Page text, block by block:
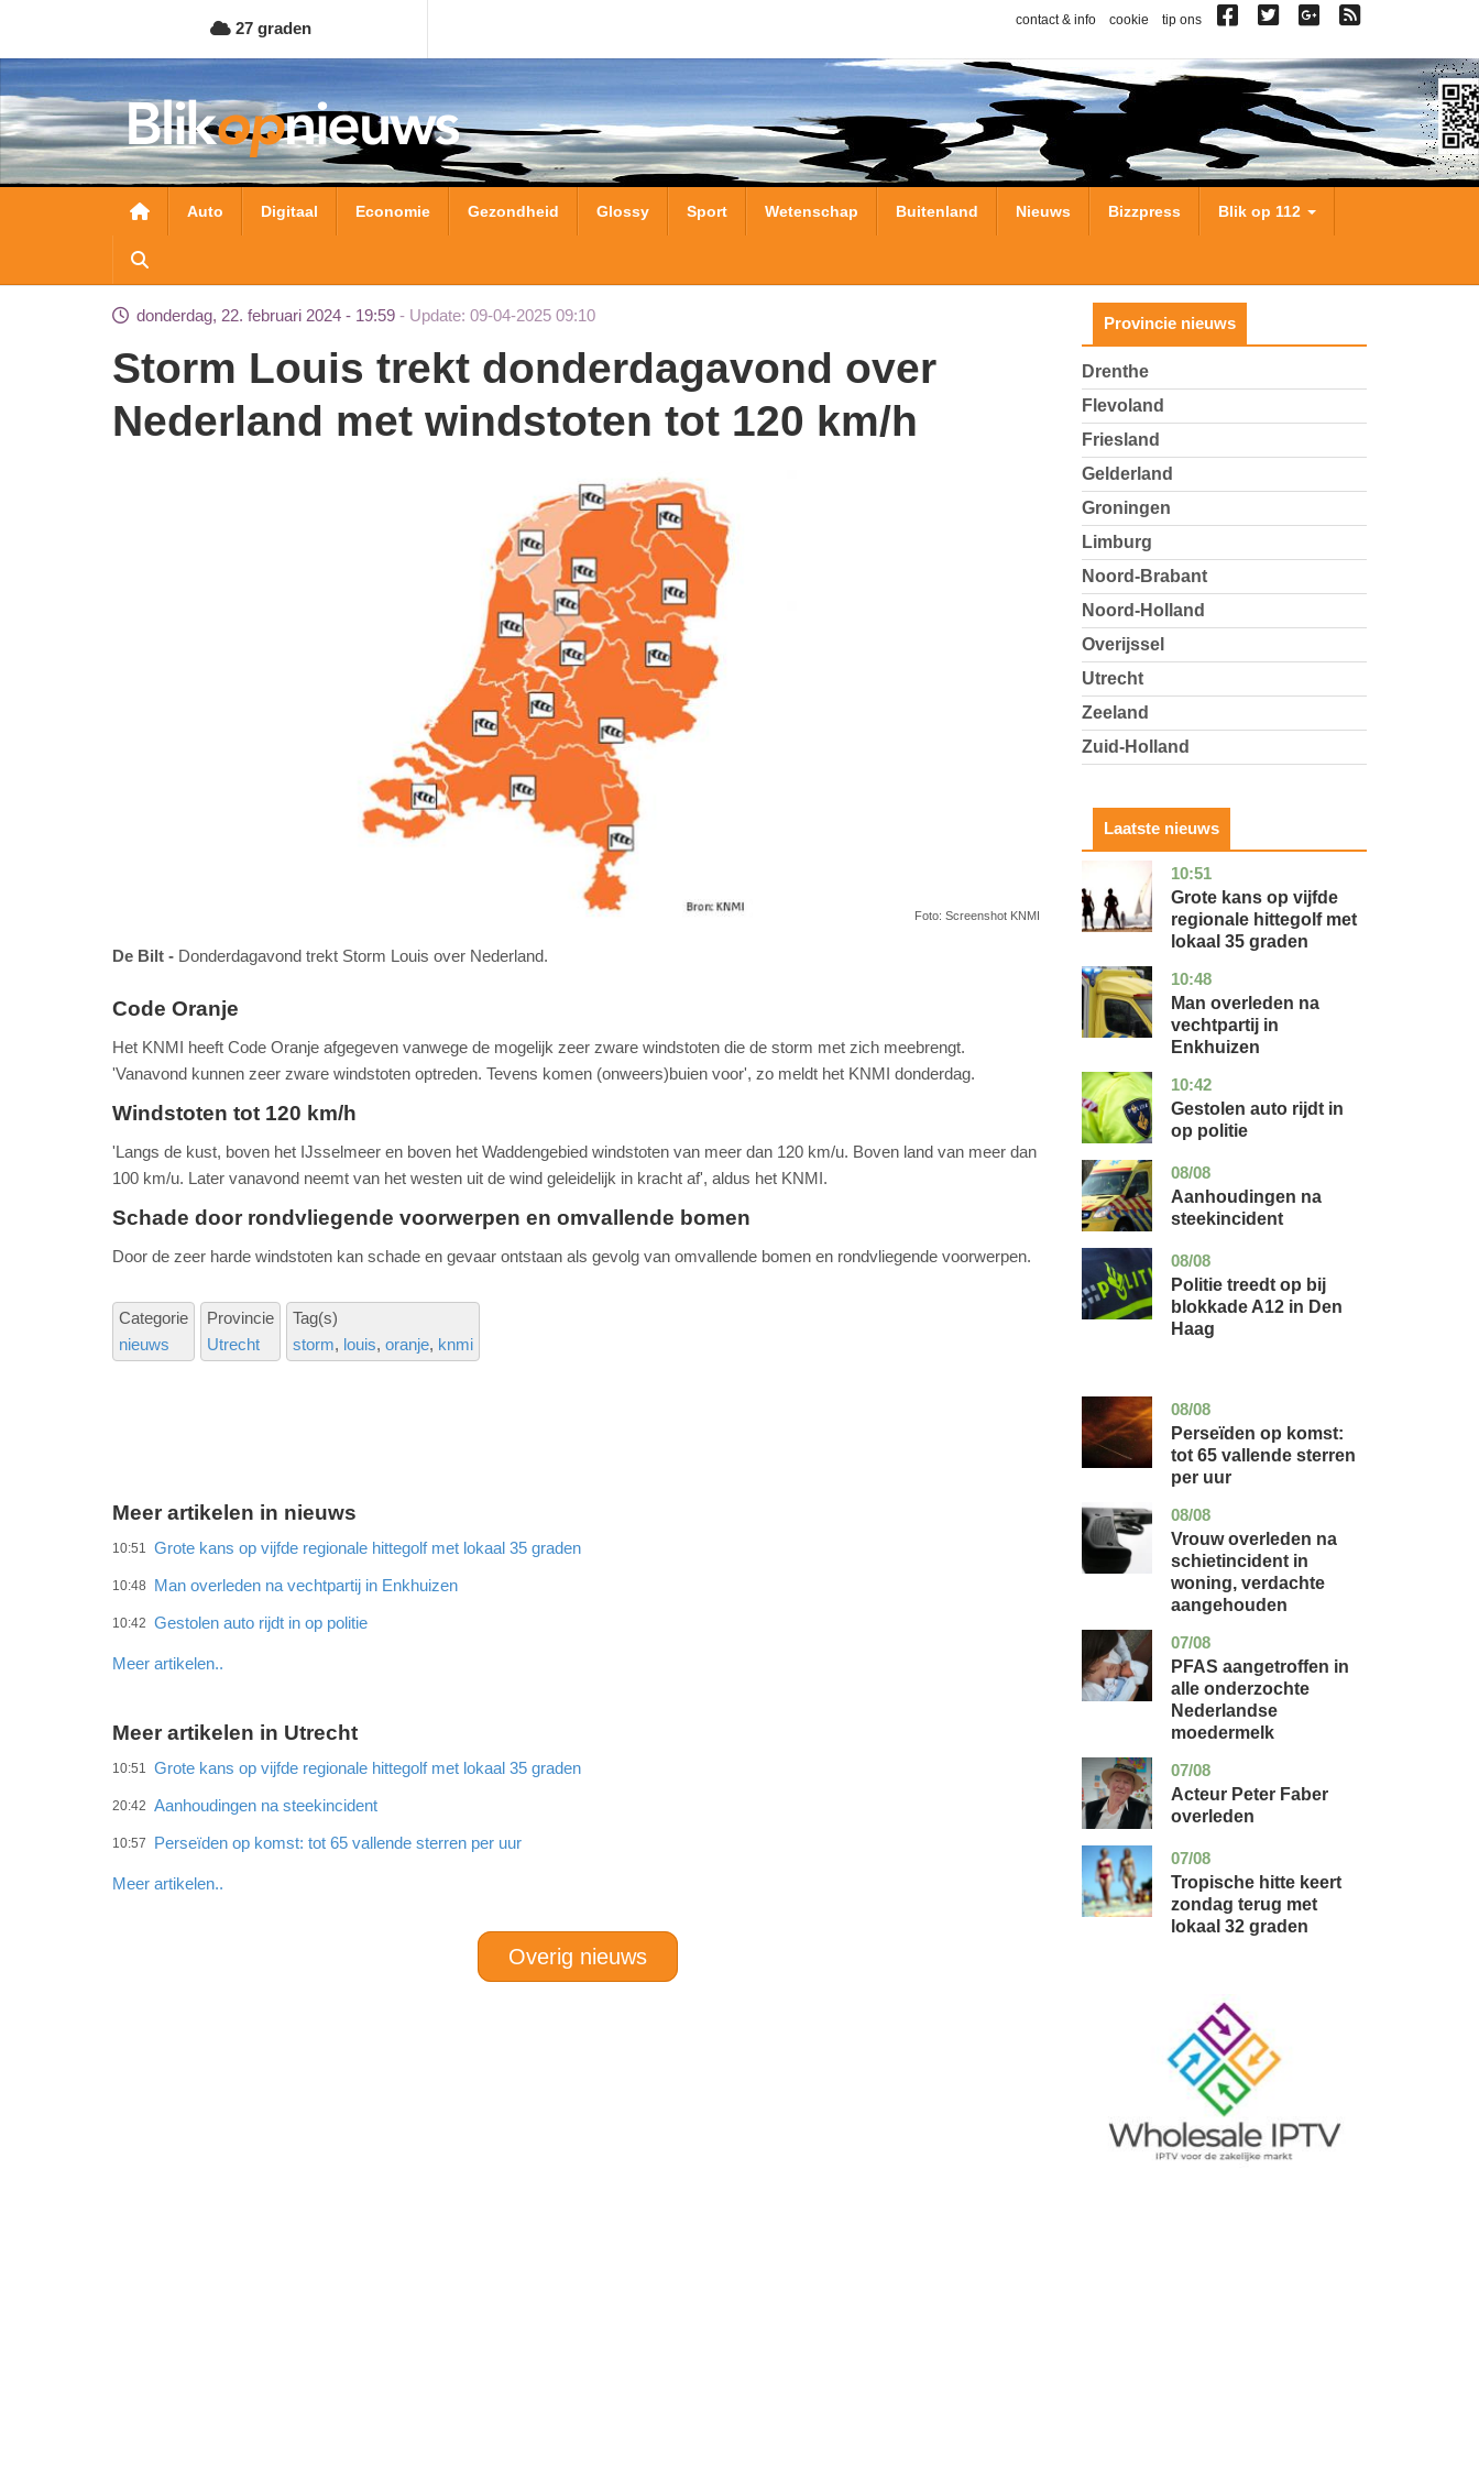
naar
de
inhoud
gaan
27 graden contact & info cookie tip ons
Hoofdnavigatie
Auto Digitaal Economie Gezondheid Glossy Sport Wetenschap Buitenland Nieuws Bizzpress Blik op 112
donderdag, 22. februari 2024 - 19:59 Update: 09-04-2025 09:10
Storm Louis trekt donderdagavond over
Nederland met windstoten tot 120 km/h
Foto: Screenshot KNMI
De Bilt Donderdagavond trekt Storm Louis over Nederland.
Code Oranje
Het KNMI heeft Code Oranje afgegeven vanwege de mogelijk zeer zware windstoten die de storm met zich meebrengt.
'Vanavond kunnen zeer zware windstoten optreden. Tevens komen (onweers)buien voor', zo meldt het KNMI donderdag.
Windstoten tot 120 km/h
'Langs de kust, boven het IJsselmeer en boven het Waddengebied windstoten van meer dan 120 km/u. Boven land van meer dan
100 km/u. Later vanavond neemt van het westen uit de wind geleidelijk in kracht af', aldus het KNMI.
Schade door rondvliegende voorwerpen en omvallende bomen
Door de zeer harde windstoten kan schade en gevaar ontstaan als gevolg van omvallende bomen en rondvliegende voorwerpen.
Categorie
nieuws
Provincie
Utrecht
Tag(s)
storm louis oranje knmi
Meer artikelen in nieuws
10:51 Grote kans op vijfde regionale hittegolf met lokaal 35 graden
10:48 Man overleden na vechtpartij in Enkhuizen
10:42 Gestolen auto rijdt in op politie
Meer artikelen..
Meer artikelen in Utrecht
10:51 Grote kans op vijfde regionale hittegolf met lokaal 35 graden
20:42 Aanhoudingen na steekincident
10:57 Perseïden op komst: tot 65 vallende sterren per uur
Meer artikelen..
Overig nieuws
Provincie nieuws
Drenthe
Flevoland
Friesland
Gelderland
Groningen
Limburg
Noord-Brabant
Noord-Holland
Overijssel
Utrecht
Zeeland
Zuid-Holland
Laatste nieuws
10:51
utrecht
nieuws
Grote kans op vijfde
regionale hittegolf met
lokaal 35 graden
10:48
noord-
holland
nieuws
Man overleden na
vechtpartij in
Enkhuizen
10:42
noord-
brabant
nieuws
Gestolen auto rijdt in
op politie
08/08
utrecht
nieuws
Aanhoudingen na
steekincident
08/08
zuid-
holland
nieuws
Politie treedt op bij
blokkade A12 in Den
Haag
08/08
utrecht
nieuws
Perseïden op komst:
tot 65 vallende sterren
per uur
08/08
zuid-
holland
nieuws
Vrouw overleden na
schietincident in
woning, verdachte
aangehouden
07/08
utrecht
gezondheid
PFAS aangetroffen in
alle onderzochte
Nederlandse
moedermelk
07/08
noord-
holland
glossy
Acteur Peter Faber
overleden
07/08
utrecht
nieuws
Tropische hitte keert
zondag terug met
lokaal 32 graden